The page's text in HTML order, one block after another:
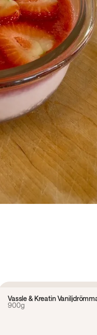
Vassle & Kreatin
900g